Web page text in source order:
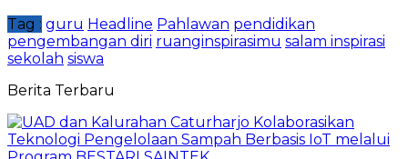
Tag : guru Headline Pahlawan pendidikan
pengembangan diri ruanginspirasimu salam inspirasi
sekolah siswa
Berita Terbaru